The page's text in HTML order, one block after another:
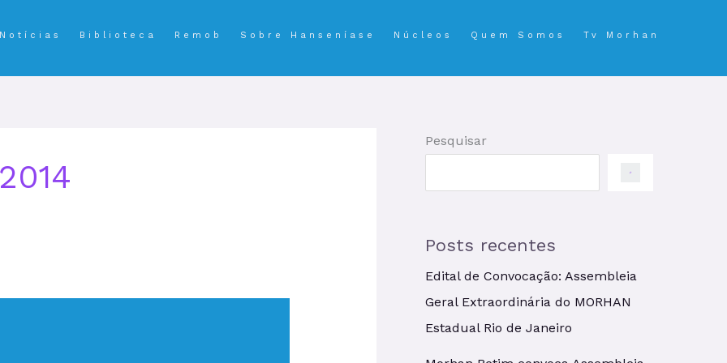
Notícias Biblioteca Remob Sobre Hanseníase Núcleos Quem Somos Tv Morhan
Pesquisar
Posts recentes
Edital de Convocação: Assembleia
Geral Extraordinária do MORHAN
Estadual Rio de Janeiro